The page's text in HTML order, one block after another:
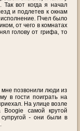
Так вот когда я начал
и подлетев к окнам
Пчел было
от чего в комнатах
голову от грифа, то
позвонили люди из
в гости поиграть на
На улице возле
Boogie самой крутой
- они были в